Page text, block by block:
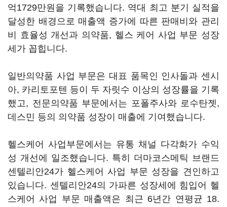
억1729만원을 기록했습니다. 역대 최고 분기 실적을
달성한 배경으로 매출액 증가에 따른 판매비와 관리
비 효율성 개선과 의약품, 헬스 케어 사업 부문 성장
세가 꼽힙니다.
일반의약품 사업 부문은 대표 품목인 인사돌과 센시
아, 카리토포텐 등이 두 자릿수 이상의 성장률을 기록
했고, 전문의약품 부문에서는 포폴주사와 로수탄젯,
데스민 등의 의약품 성장이 매출에 기여했습니다.
헬스케어 사업부문에서는 유통 채널 다각화가 수익
성 개선에 일조했습니다. 특히 더마코스메틱 브랜드
센텔리안24가 헬스케어 사업 부문 성장을 견인하고
있습니다. 센텔리안24의 가파른 성장세에 힘입어 헬
스케어 사업 부문 매출액은 최근 6년간 연평균 18.